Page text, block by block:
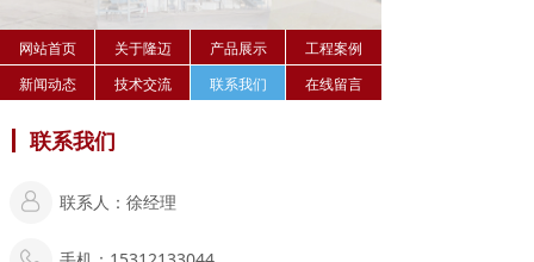
网站首页 关于隆迈 产品展示
工程案例
新闻动态
技术交流 联系我们 在线留言
联系我们
联系人：徐经理